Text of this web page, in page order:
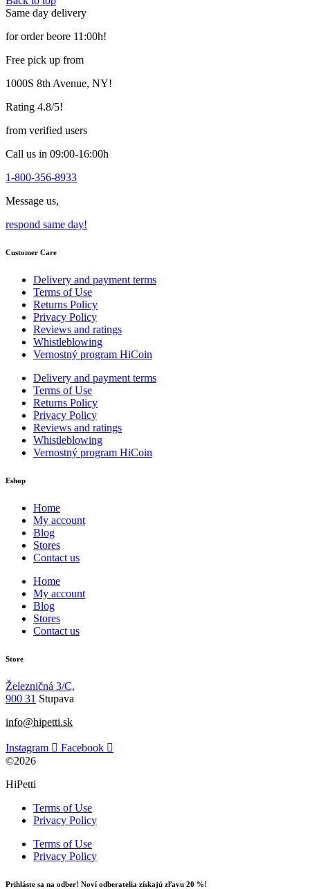
variants.
The
options
may
be
chosen
on
product
Same day delivery
for order beore 11:00h!
Free pick up from
1000S 8th Avenue, NY!
Rating 4.8/5!
from verified users
Call us in 09:00-16:00h
1-800-356-8933
Message us,
respond same day!
Customer Care
Delivery and payment terms
Terms of Use
Returns Policy
Privacy Policy
Reviews and ratings
Whistleblowing
Vernostný program HiCoin
Delivery and payment terms
Terms of Use
Returns Policy
Privacy Policy
Reviews and ratings
Whistleblowing
Vernostný program HiCoin
Eshop
Home
My account
Blog
Stores
Contact us
Home
My account
Blog
Stores
Contact us
Store
Železničná 3/C,
900 31 Stupava
info@hipetti.sk
Instagram
Facebook
©2026
HiPetti
Terms of Use
Privacy Policy
Terms of Use
Privacy Policy
Prihláste sa na odber! Noví odberatelia získajú zľavu 20 %!